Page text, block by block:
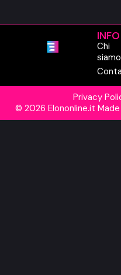
INFO
Chi
siamo
Privacy
© 2026 Elononline.it